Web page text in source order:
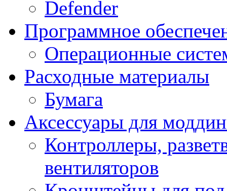
Defender
Программное
Операционные
Расходные материалы
Бумага
Аксессуары для
Контроллеры,
вентиляторов